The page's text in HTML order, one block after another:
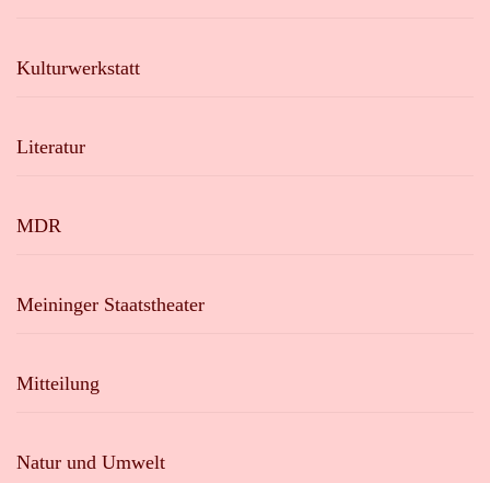
Kulturwerkstatt
Literatur
MDR
Meininger Staatstheater
Mitteilung
Natur und Umwelt